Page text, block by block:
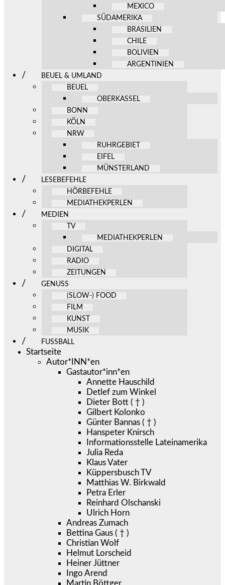
MEXICO
SÜDAMERIKA
BRASILIEN
CHILE
BOLIVIEN
ARGENTINIEN
BEUEL & UMLAND
BEUEL
OBERKASSEL
BONN
KÖLN
NRW
RUHRGEBIET
EIFEL
MÜNSTERLAND
LESEBEFEHLE
HÖRBEFEHLE
MEDIATHEKPERLEN
MEDIEN
TV
MEDIATHEKPERLEN
DIGITAL
RADIO
ZEITUNGEN
GENUSS
(SLOW-) FOOD
FILM
KUNST
MUSIK
FUSSBALL
Startseite
Autor*INN*en
Gastautor*inn*en
Annette Hauschild
Detlef zum Winkel
Dieter Bott ( † )
Gilbert Kolonko
Günter Bannas ( † )
Hanspeter Knirsch
Informationsstelle Lateinamerika
Julia Reda
Klaus Vater
Küppersbusch TV
Matthias W. Birkwald
Petra Erler
Reinhard Olschanski
Ulrich Horn
Andreas Zumach
Bettina Gaus ( † )
Christian Wolf
Helmut Lorscheid
Heiner Jüttner
Ingo Arend
Martin Böttger